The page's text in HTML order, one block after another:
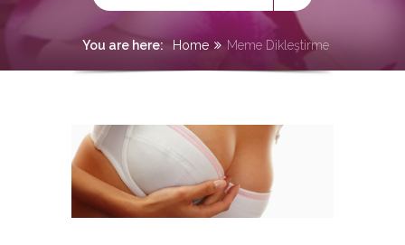
You are here: Home Meme Dikleştirme